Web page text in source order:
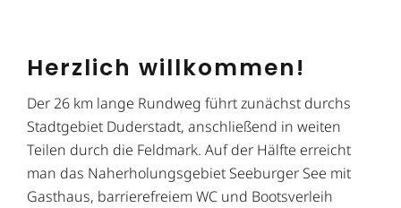
Herzlich willkommen!
Der 26 km lange Rundweg führt zunächst durchs
Stadtgebiet Duderstadt, anschließend in weiten
Teilen durch die Feldmark. Auf der Hälfte erreicht
man das Naherholungsgebiet Seeburger See mit
Gasthaus, barrierefreiem WC und Bootsverleih